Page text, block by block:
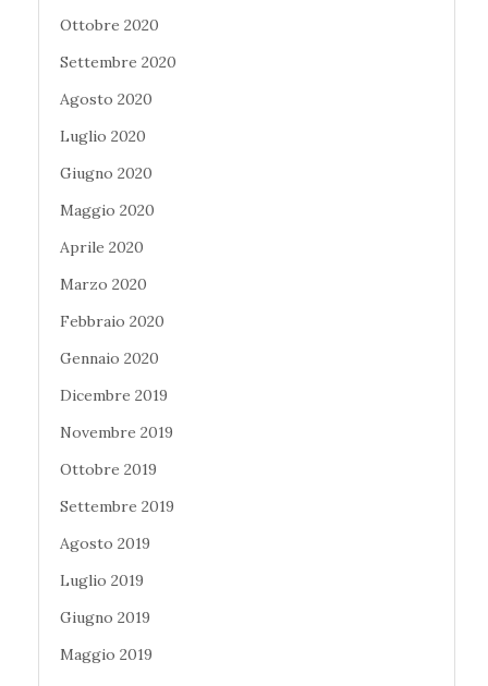
Ottobre 2020
Settembre 2020
Agosto 2020
Luglio 2020
Giugno 2020
Maggio 2020
Aprile 2020
Marzo 2020
Febbraio 2020
Gennaio 2020
Dicembre 2019
Novembre 2019
Ottobre 2019
Settembre 2019
Agosto 2019
Luglio 2019
Giugno 2019
Maggio 2019